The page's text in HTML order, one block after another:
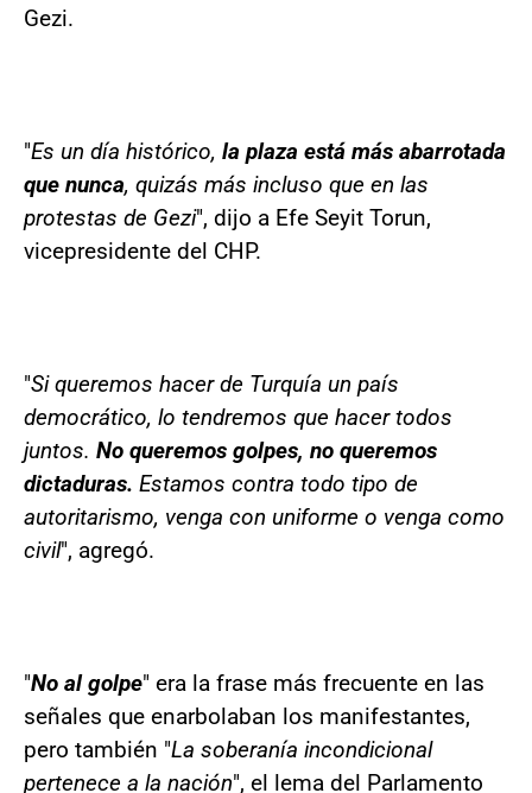
Gezi.
"Es un día histórico, la plaza está más abarrotada
que nunca, quizás más incluso que en las
protestas de Gezi", dijo a Efe Seyit Torun,
vicepresidente del CHP.
"Si queremos hacer de Turquía un país
democrático, lo tendremos que hacer todos
juntos. No queremos golpes, no queremos
dictaduras. Estamos contra todo tipo de
autoritarismo, venga con uniforme o venga como
civil", agregó.
"No al golpe" era la frase más frecuente en las
señales que enarbolaban los manifestantes,
pero también "La soberanía incondicional
pertenece a la nación", el lema del Parlamento